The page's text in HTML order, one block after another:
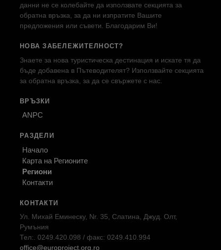
данни не се колебайте да използвате секцията за
обратна връзка, за да ни изпратите Вашите
предложения или съвети. Благодарим Ви!
НОВА ЗАБЕЛЕЖИТЕЛНОСТ?
Знаете за нова туристическа дестинация и искате тя да
бъде добавена в Пътеводителят? Използвайте секцията
за обратна връзка, за да се свържете с нас.
ВРЪЗКИ
ANPC
РАЗДЕЛИ
Начало
Карта на Регионите
Региони
Контакти
КОНТАКТИ
Ул. Михай Еминеску, Nr. 35, Слатина, Джуд. Олт,
Румъния
Тел:. 0249.420.098 / факс: 0249.410.994
office@europroject.org.ro